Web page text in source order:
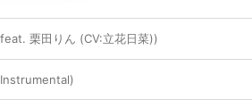
栗田りん (CV:立花日菜))